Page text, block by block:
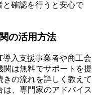
確認を行うと安心で
の活用方法
入支援事業者や商工会
は無料でサポートを提
の流れを詳しく教えて
は、専門家のアドバイス